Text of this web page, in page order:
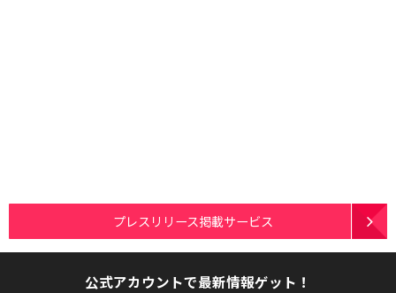
プレスリリース掲載サービス
公式アカウントで最新情報ゲット！